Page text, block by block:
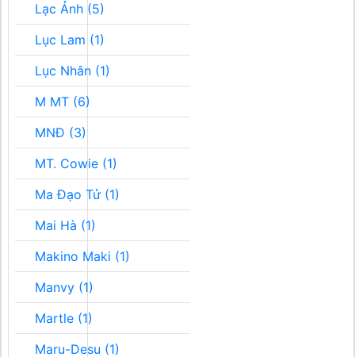
Lạc Ảnh (5)
Lục Lam (1)
Lục Nhân (1)
M MT (6)
MNĐ (3)
MT. Cowie (1)
Ma Đạo Tử (1)
Mai Hà (1)
Makino Maki (1)
Manvy (1)
Martle (1)
Maru-Desu (1)